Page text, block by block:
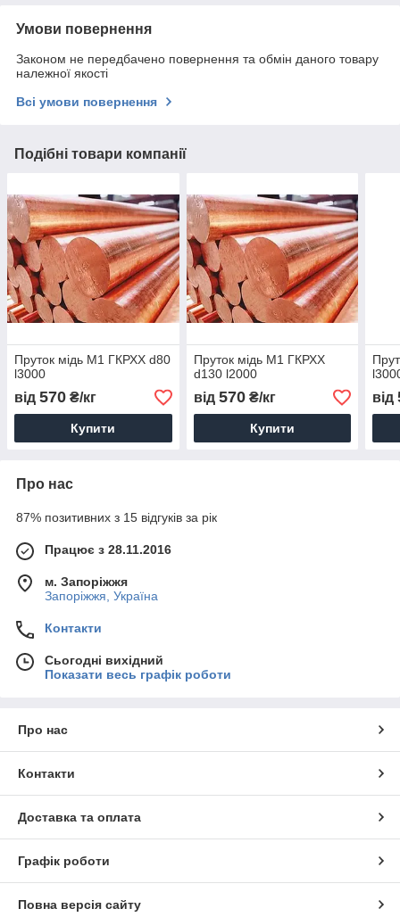
Умови повернення
Законом не передбачено повернення та обмін даного товару
належної якості
Всі умови повернення
Подібні товари компанії
Пруток мідь М1 ГКРХХ d80
l3000
від 570 ₴/кг
Купити
Пруток мідь М1 ГКРХХ
d130 l2000
від 570₴/кг
Купити
від
Про нас
87% позитивних з 15 відгуків за рік
Працює з 28.11.2016
м. Запоріжжя
Запоріжжя, Україна
Контакти
Сьогодні вихідний
Показати весь графік роботи
Про нас
Контакти
Доставка та оплата
Графік роботи
Повна версія сайту